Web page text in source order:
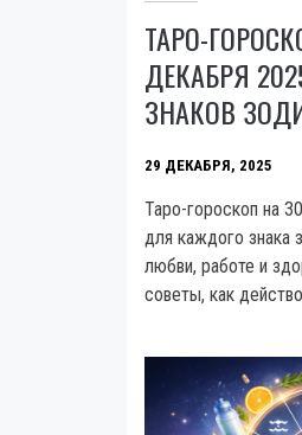
ТАРО-
ДЕКАБРЯ
ЗНАКОВ
29 ДЕКАБРЯ, 2025
Таро-гороскоп на
для каждого знака
любви, работе и
советы, как